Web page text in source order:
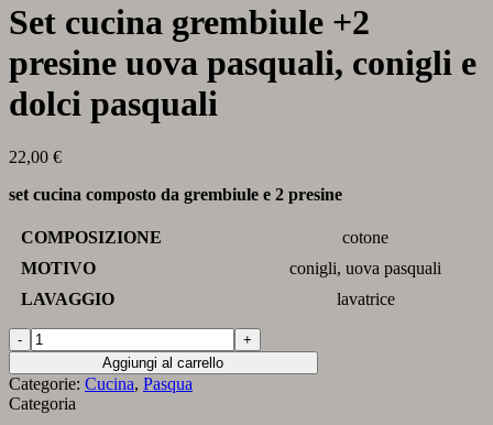
Set cucina grembiule +2
presine uova pasquali, conigli e
dolci pasquali
22,00 €
set cucina composto da grembiule e 2 presine
COMPOSIZIONE
cotone
MOTIVO
conigli, uova pasquali
LAVAGGIO
lavatrice
Set
cucina
grembiule
+2
presine
Aggiungi al carrello
Categorie: Cucina, Pasqua
Categoria